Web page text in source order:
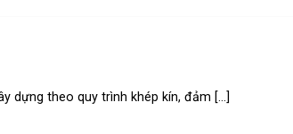
dựng theo quy trình khép kín, đảm [...]